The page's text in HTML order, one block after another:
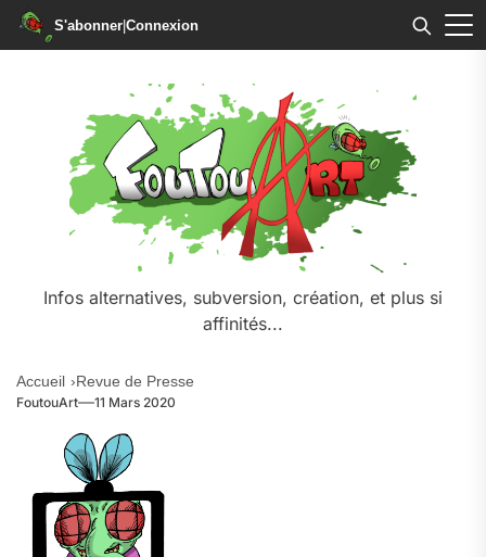
S'abonner|Connexion
Infos alternatives, subversion, création, et plus si
affinités...
Accueil Revue de Presse
FoutouArt 11 Mars 2020